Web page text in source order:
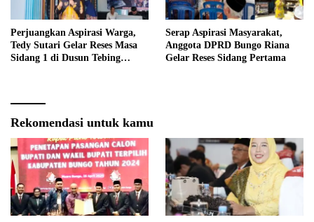
Perjuangkan Aspirasi Warga,
Tedy Sutari Gelar Reses Masa
Sidang 1 di Dusun Tebing
Serap Aspirasi Masyarakat,
Anggota DPRD Bungo Riana
Gelar Reses Sidang Pertama
Rekomendasi untuk kamu